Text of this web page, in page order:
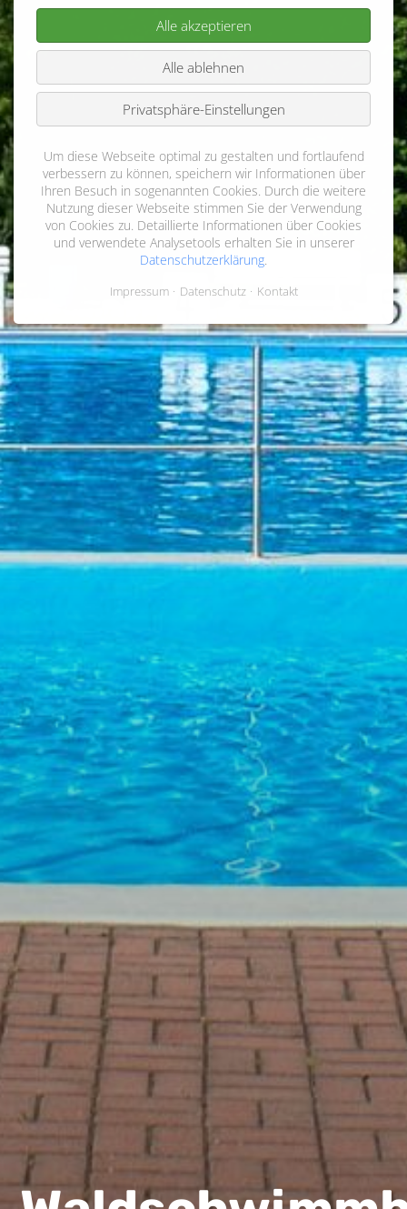
Alle akzeptieren
Alle ablehnen
Privatsphäre-Einstellungen
Um diese Webseite optimal zu gestalten und fortlaufend
verbessern zu können, speichern wir Informationen über
Ihren Besuch in sogenannten Cookies. Durch die weitere
Nutzung dieser Webseite stimmen Sie der Verwendung
von Cookies zu. Detaillierte Informationen über Cookies
und verwendete Analysetools erhalten Sie in unserer
Datenschutzerklärung.
Impressum Datenschutz Kontakt